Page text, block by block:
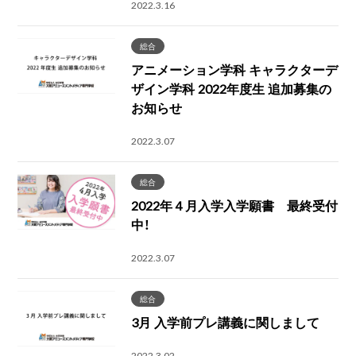
2022.3.16
総合
アニメーション学科 キャラクターデ
ザイン学科 2022年度生 追加募集の
お知らせ
2022.3.07
総合
2022年４月入学入学願書 最終受付
中！
2022.3.07
総合
3月 入学前プレ講義に関しまして